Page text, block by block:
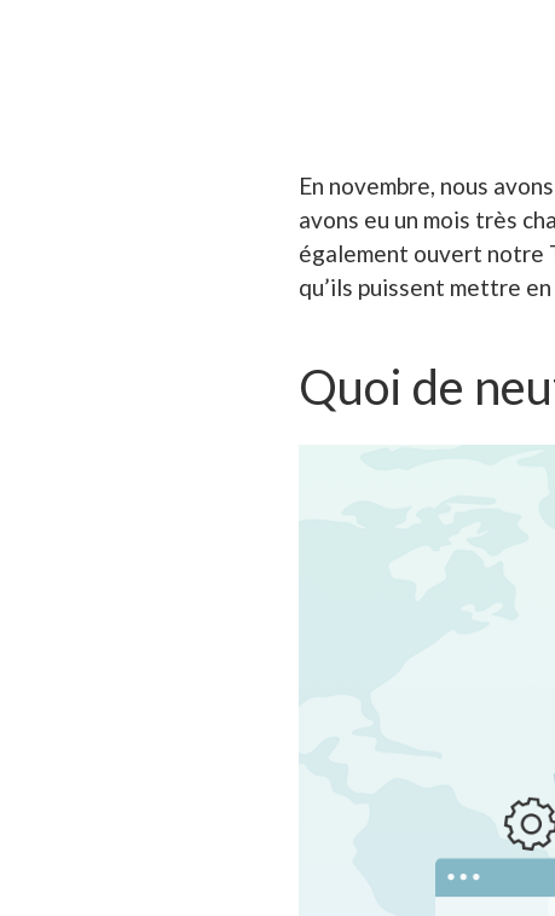
En novembre, nous
avons eu un mois très
également ouvert notre
qu’ils puissent mettre
Quoi de